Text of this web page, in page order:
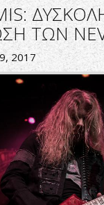
ΤΩΝ
2017